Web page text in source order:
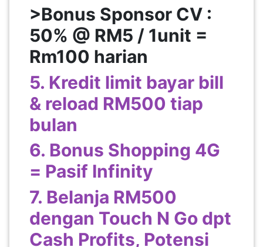
>Bonus Sponsor CV :
50% @ RM5 / 1unit =
Rm100 harian
5. Kredit limit bayar bill
& reload RM500 tiap
bulan
6. Bonus Shopping 4G
= Pasif Infinity
7. Belanja RM500
dengan Touch N Go dpt
Cash Profits, Potensi